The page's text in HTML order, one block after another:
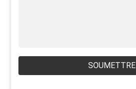
SOUMETTRE